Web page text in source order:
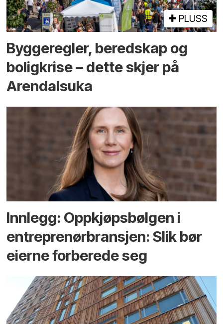
PLUSS
Bygge­regler, beredskap og
bolig­krise – dette skjer på
Arendals­uka
Innlegg: Oppkjøps­bølgen i
entreprenør­bransjen: Slik bør
eierne forberede seg